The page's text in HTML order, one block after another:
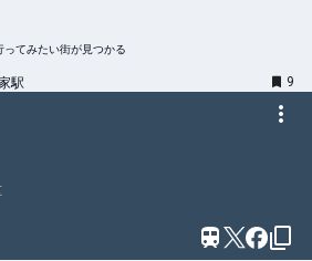
てみたい街が見つかる
駅 9